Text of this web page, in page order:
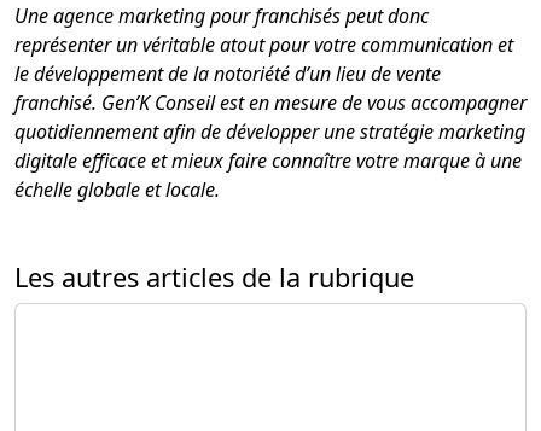
Une agence marketing pour franchisés peut donc
représenter un véritable atout pour votre communication et
le développement de la notoriété d’un lieu de vente
franchisé. Gen’K Conseil est en mesure de vous accompagner
quotidiennement afin de développer une stratégie marketing
digitale efficace et mieux faire connaître votre marque à une
échelle globale et locale.
Les autres articles de la rubrique